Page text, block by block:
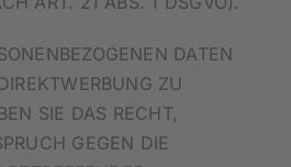
DATEN
ZU
SIE DAS RECHT,
GEGEN DIE